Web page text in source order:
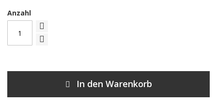
Anzahl
In den Warenkorb